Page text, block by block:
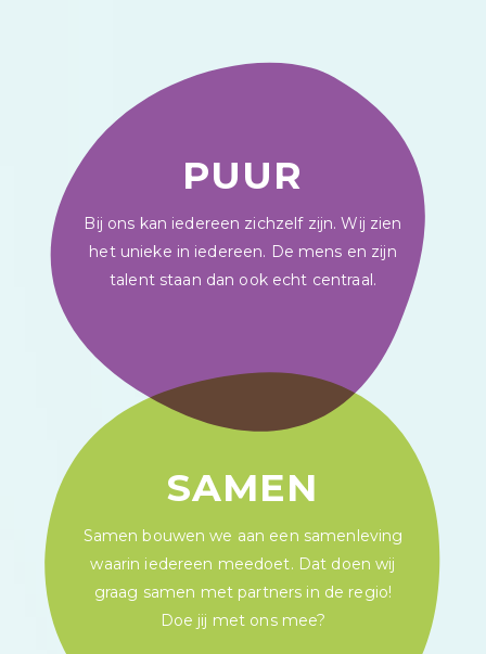
PUUR
Bij ons kan iedereen zichzelf zijn. Wij zien
het unieke in iedereen. De mens en zijn
talent staan dan ook echt centraal.
SAMEN
Samen bouwen we aan een samenleving
waarin iedereen meedoet. Dat doen wij
graag samen met partners in de regio!
Doe jij met ons mee?